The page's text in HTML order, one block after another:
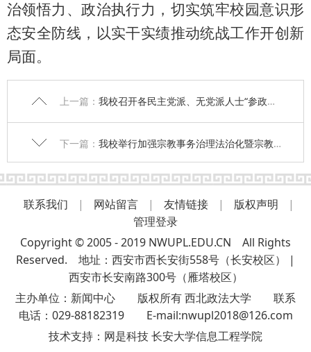
治领悟力、政治执行力，切实筑牢校园意识形
态安全防线，以实干实绩推动统战工作开创新
局面。
上一篇： 我校召开各民主党派、无党派人士“参政为公、实干为民”主题教育动员部署会
下一篇： 我校举行加强宗教事务治理法治化暨宗教工作特色智库建设座谈会
联系我们 | 网站留言 | 友情链接 | 版权声明
|
管理登录
Copyright © 2005 - 2019 NWUPL.EDU.CN All Rights
Reserved. 地址：西安市西长安街558号（长安校区） |
西安市长安南路300号（雁塔校区）
主办单位：新闻中心 版权所有 西北政法大学 联系
电话：029-88182319 E-mail:nwupl2018@126.com
技术支持： 网是科技 长安大学信息工程学院